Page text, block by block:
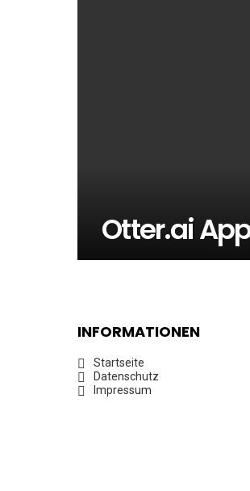
Otter.ai
INFORMATIONEN
Startseite
Datenschutz
Impressum